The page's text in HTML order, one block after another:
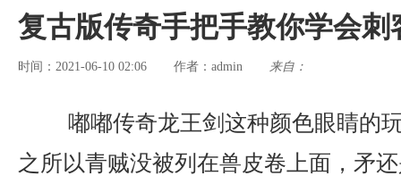
复古版传奇手把手教你学会刺
时间：2021-06-10 02:06 作者： admin 来自：
嘟嘟传奇龙王剑这种颜色眼睛的
之所以青贼没被列在兽皮卷上面，矛